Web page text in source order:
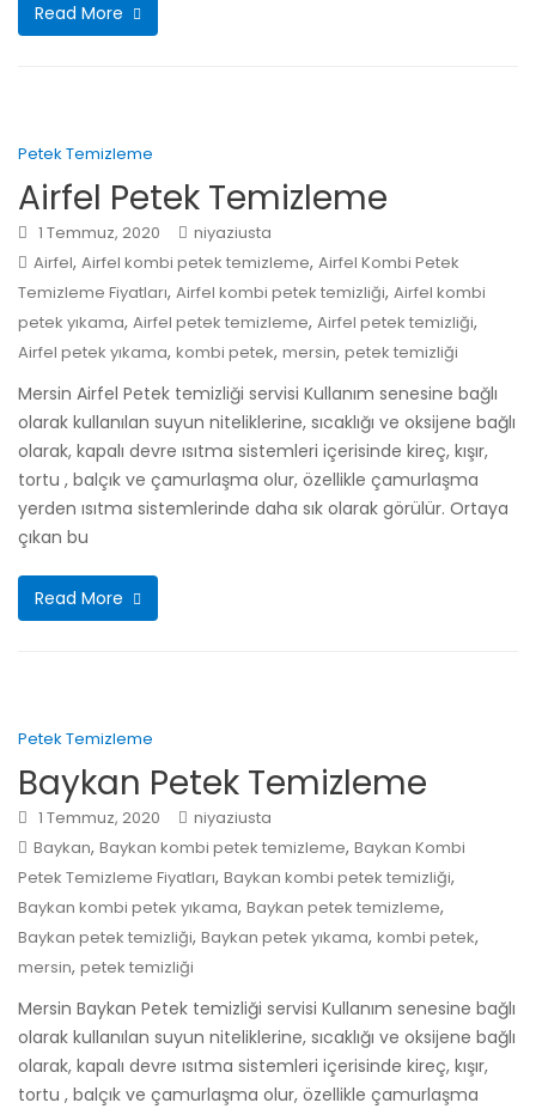
Read More
Petek Temizleme
Airfel Petek Temizleme
1 Temmuz, 2020
niyaziusta
Airfel, Airfel kombi petek temizleme, Airfel Kombi Petek
Temizleme Fiyatları, Airfel kombi petek temizliği, Airfel kombi
petek yıkama, Airfel petek temizleme, Airfel petek temizliği,
Airfel petek yıkama, kombi petek, mersin, petek temizliği
Mersin Airfel Petek temizliği servisi Kullanım senesine bağlı
olarak kullanılan suyun niteliklerine, sıcaklığı ve oksijene bağlı
olarak, kapalı devre ısıtma sistemleri içerisinde kireç, kışır,
tortu , balçık ve çamurlaşma olur, özellikle çamurlaşma
yerden ısıtma sistemlerinde daha sık olarak görülür. Ortaya
çıkan bu
Read More
Petek Temizleme
Baykan Petek Temizleme
1 Temmuz, 2020
niyaziusta
Baykan, Baykan kombi petek temizleme, Baykan Kombi
Petek Temizleme Fiyatları, Baykan kombi petek temizliği,
Baykan kombi petek yıkama, Baykan petek temizleme,
Baykan petek temizliği, Baykan petek yıkama, kombi petek,
mersin, petek temizliği
Mersin Baykan Petek temizliği servisi Kullanım senesine bağlı
olarak kullanılan suyun niteliklerine, sıcaklığı ve oksijene bağlı
olarak, kapalı devre ısıtma sistemleri içerisinde kireç, kışır,
tortu , balçık ve çamurlaşma olur, özellikle çamurlaşma